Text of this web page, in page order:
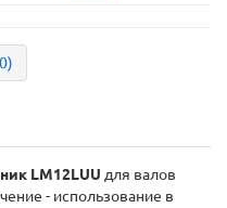
LM12LUU для валов
- использование в